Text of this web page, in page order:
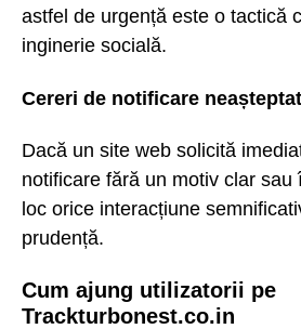
astfel de urgență este o tactică
inginerie socială.
Cereri de notificare
Dacă un site web solicită
notificare fără un motiv clar sau
loc orice interacțiune
prudență.
Cum ajung utilizatorii pe
Trackturbonest.co.in